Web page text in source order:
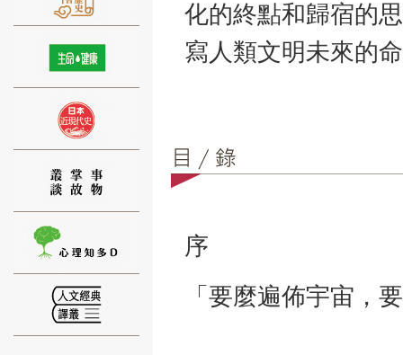
化的終點和歸宿的
寫人類文明未來的
序
「要麼遍佈宇宙，